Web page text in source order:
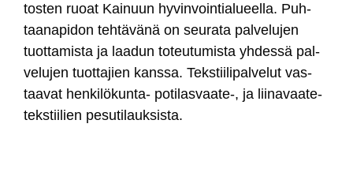
tos­ten ruoat Kai­nuun hy­vin­voin­tia­lueel­la. Puh­
taa­na­pi­don teh­tä­vä­nä on seu­ra­ta pal­ve­lu­jen
tuot­ta­mis­ta ja laa­dun to­teu­tu­mis­ta yh­des­sä pal­
ve­lu­jen tuot­ta­jien kans­sa. Teks­tii­li­pal­ve­lut vas­
taa­vat hen­ki­lö­kun­ta- po­ti­las­vaa­te-, ja lii­na­vaa­te­
teks­tii­lien pe­su­ti­lauk­sis­ta.